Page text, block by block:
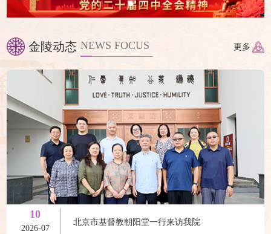
金陵动态 NEWS FOCUS 更多
10
2026-07
北京市基督教朝阳堂一行来访我院